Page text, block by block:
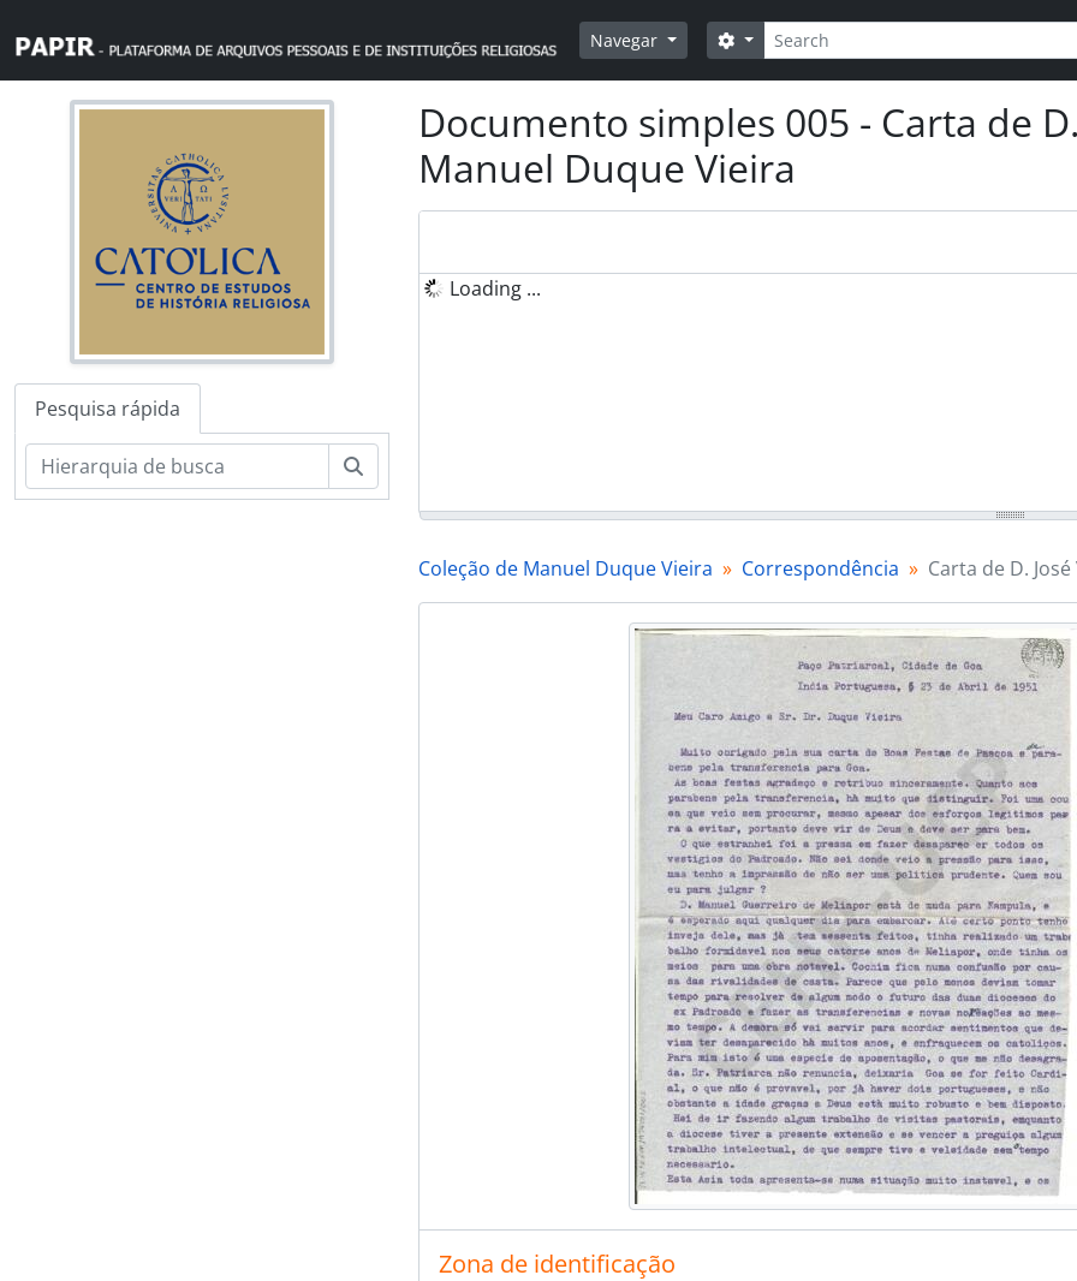
Navegar
Pesquisar
Opções de busca
Pesquisa rápida
Documento simples 005 - Carta de
Manuel Duque Vieira
Loading ...
Coleção de Manuel Duque Vieira Correspondência Carta de D.
Zona de identificação